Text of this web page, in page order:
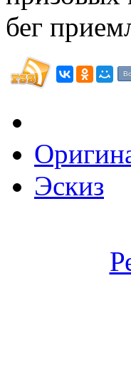
бег
Эскиз